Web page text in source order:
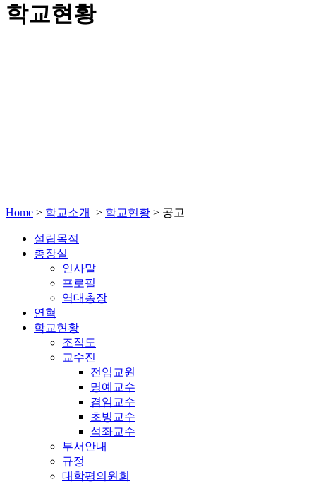
학교현황
Home > 학교소개 > 학교현황 > 공고
설립목적
총장실
인사말
프로필
역대총장
연혁
학교현황
조직도
교수진
전임교원
명예교수
겸임교수
초빙교수
석좌교수
부서안내
규정
대학평의원회